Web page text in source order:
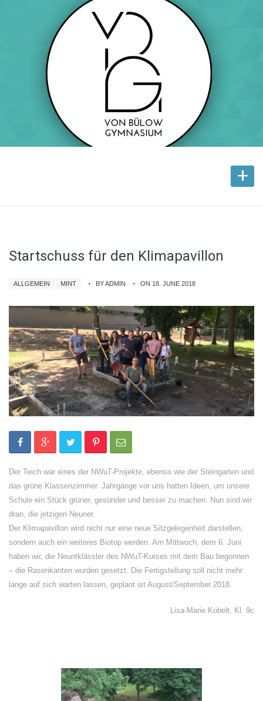
+
Startschuss für den Klimapavillon
ALLGEMEIN MINT BY ADMIN ON 18. JUNE 2018
Der Teich war eines der NWuT-Projekte, ebenso wie der Steingarten und
das grüne Klassenzimmer. Jahrgänge vor uns hatten Ideen, um unsere
Schule ein Stück grüner, gesünder und besser zu machen. Nun sind wir
dran, die jetzigen Neuner.
Der Klimapavillon wird nicht nur eine neue Sitzgelegenheit darstellen,
sondern auch ein weiteres Biotop werden. Am Mittwoch, dem 6. Juni
haben wir, die Neuntklässler des NWuT-Kurses mit dem Bau begonnen
– die Rasenkanten wurden gesetzt. Die Fertigstellung soll nicht mehr
lange auf sich warten lassen, geplant ist August/September 2018.
Lisa-Marie Kobelt, Kl. 9c